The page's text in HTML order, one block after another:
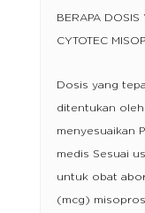
BERAPA DOSIS
CYTOTEC
Dosis yang
ditentukan
menyesuaikan
medis Sesuai
untuk obat
(mcg)